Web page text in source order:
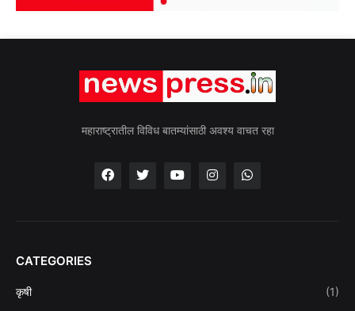
महाराष्ट्रातील विविध बातम्यांसाठी अवश्य वाचत रहा
CATEGORIES
कृषी (1)